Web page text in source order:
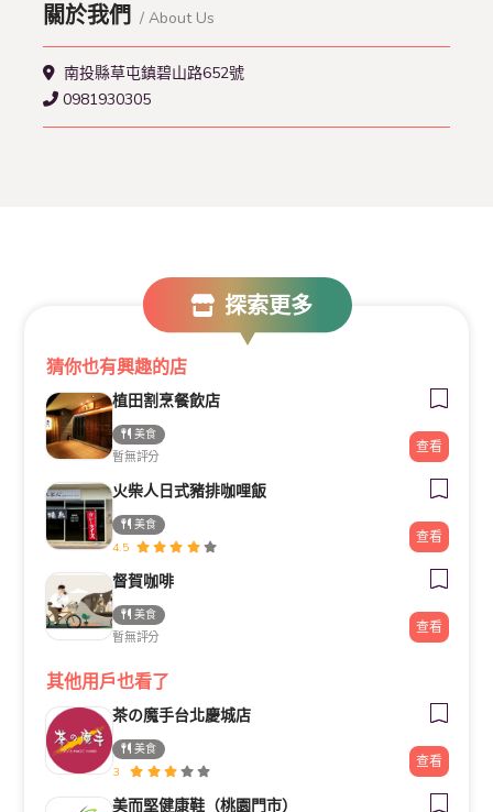
關於我們 / About Us
南投縣草屯鎮碧山路652號
0981930305
探索更多
猜你也有興趣的店
植田割烹餐飲店
美食
暫無評分
查看
火柴人日式豬排咖哩飯
美食
4.5
查看
督賀咖啡
美食
暫無評分
查看
其他用戶也看了
茶の魔手台北慶城店
美食
3
查看
美而堅健康鞋（桃園門市）